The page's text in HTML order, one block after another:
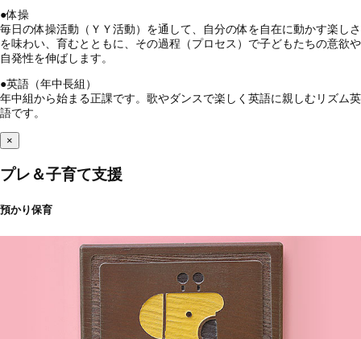
●体操
毎日の体操活動（ＹＹ活動）を通して、自分の体を自在に動かす楽しさ
を味わい、育むとともに、その過程（プロセス）で子どもたちの意欲や
自発性を伸ばします。
●英語（年中長組）
年中組から始まる正課です。歌やダンスで楽しく英語に親しむリズム英
語です。
×
プレ＆子育て支援
預かり保育